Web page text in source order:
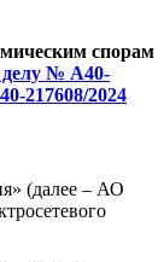
спорам
делу № А40-
217608/2024
(далее – АО